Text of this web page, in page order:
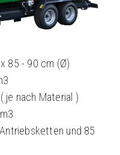
85 - 90 cm (Ø)
je nach Material )
und 85